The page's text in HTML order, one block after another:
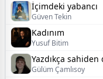
İçimdeki yabancı
Güven Tekin
Kadınım
Yusuf Bitim
Yazdıkça
Gülüm Çamlısoy